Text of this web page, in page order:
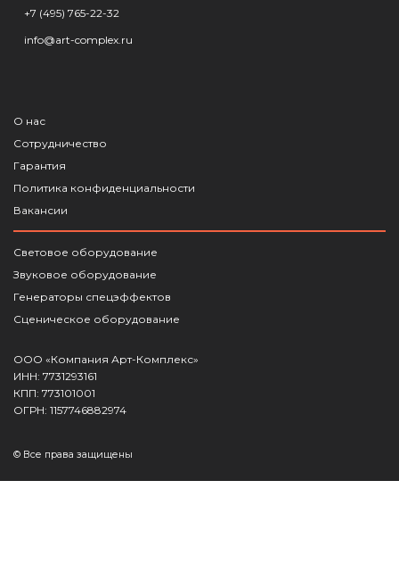
+7 (495) 765-22-32
info@art-complex.ru
О нас
Сотрудничество
Гарантия
Политика конфиденциальности
Вакансии
Световое оборудование
Звуковое оборудование
Генераторы спецэффектов
Сценическое оборудование
ООО «Компания Арт-Комплекс»
ИНН: 7731293161
КПП: 773101001
ОГРН: 1157746882974
© Все права защищены